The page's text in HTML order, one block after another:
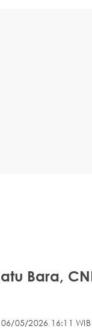
Bara,
06/05/2026 16:11 WIB